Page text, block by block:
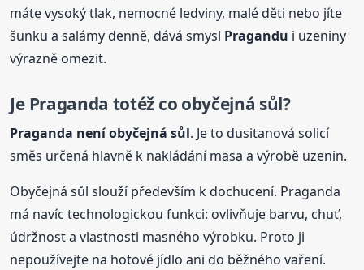
máte vysoký tlak, nemocné ledviny, malé děti nebo jíte
šunku a salámy denně, dává smysl Pragandu i uzeniny
výrazně omezit.
Je Praganda totéž co obyčejná sůl?
Praganda není obyčejná sůl. Je to dusitanová solicí
směs určená hlavně k nakládání masa a výrobě uzenin.
Obyčejná sůl slouží především k dochucení. Praganda
má navíc technologickou funkci: ovlivňuje barvu, chuť,
údržnost a vlastnosti masného výrobku. Proto ji
nepoužívejte na hotové jídlo ani do běžného vaření.